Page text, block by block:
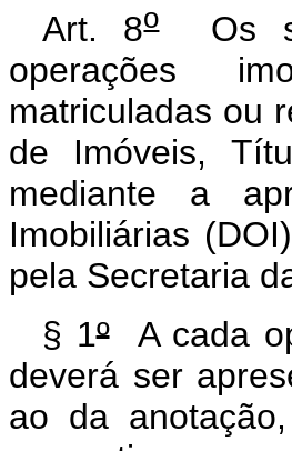
Art. 8oOs
operações
matriculadas ou
de Imóveis,
mediante a
Imobiliárias
pela Secretaria
§ 1ºA cada
deverá ser
ao da